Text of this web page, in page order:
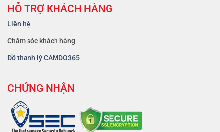
HỖ TRỢ KHÁCH HÀNG
Liên hệ
Chăm sóc khách hàng
Đồ thanh lý CAMDO365
CHỨNG NHẬN